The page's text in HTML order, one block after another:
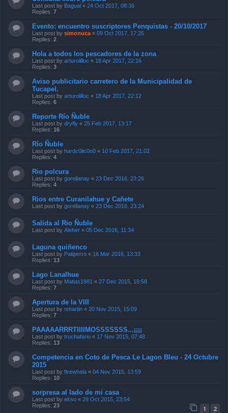
Last post by Bagual « 24 Oct 2017, 08:36
Replies: 7
Evento: encuentro suscriptores Penquistas - 20/10/2017
Last post by simonuca « 09 Oct 2017, 17:25
Replies: 2
Hola a todos los pescadores de la zona
Last post by arturolilloc « 18 Apr 2017, 22:16
Replies: 3
Aviso publicitario carretero de la Municipalidad de
Tucapel.
Last post by arturolilloc « 18 Apr 2017, 22:12
Replies: 6
Reporte Río Ñuble
Last post by dryfly « 25 Feb 2017, 13:17
Replies: 16
Río Ñuble
Last post by hardc0lic0o0 « 10 Feb 2017, 21:02
Replies: 4
Rio polcura
Last post by gorellanay « 23 Dec 2016, 23:26
Replies: 4
Rios entre Curanilahue y Cañete
Last post by gorellanay « 23 Dec 2016, 23:24
Salida al Rio Ñuble
Last post by Aleher « 05 Dec 2016, 11:34
Laguna quiñenco
Last post by Patiperro « 16 Mar 2016, 13:33
Replies: 13
Lago Lanalhue
Last post by Matias1981 « 27 Dec 2015, 19:58
Replies: 7
Apertura de la VIII
Last post by nmartin « 20 Nov 2015, 15:09
Replies: 7
PAAAAARRRTIIIIMOSSSSSSS...¡¡¡¡
Last post by truchafario « 17 Nov 2015, 07:48
Replies: 13
Competencia en Coto de Pesca Le Lagon Bleu - 24 Octubre
2015
Last post by ftrewhela « 04 Nov 2015, 13:59
Replies: 10
sorpresa al lado de mi casa
Last post by ekso « 29 Oct 2015, 23:54
Replies: 23 1 2